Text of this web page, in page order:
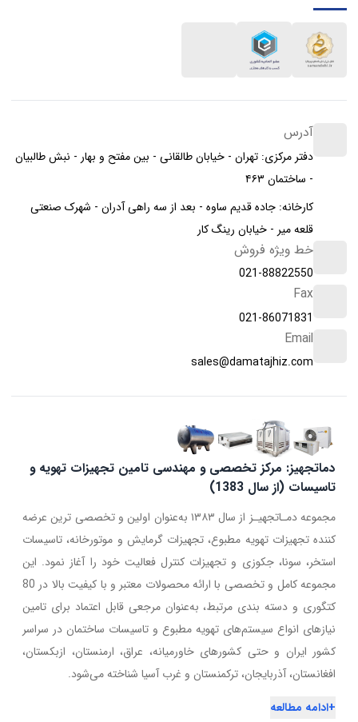
آدرس
دفتر مرکزی: تهران - خیابان طالقانی - بین مفتح و بهار - نبش طالبیان
- ساختمان ۴۶۳
کارخانه: جاده قدیم ساوه - بعد از سه راهی آدران - شهرک صنعتی
قلعه میر - خیابان رینگ کار
خط ویژه فروش
021-88822550
Fax
021-86071831
Email
sales@damatajhiz.com
دماتجهیز: مرکز تخصصی و مهندسی تامین تجهیزات تهویه و
تاسیسات (از سال 1383)
مجموعه دمـاتجهیـز از سال ۱۳۸۳ به‌عنوان اولین و تخصصی ترین عرضه
کننده تجهیزات تهویه مطبوع، تجهیزات گرمایش و موتورخانه، تاسیسات
استخر، سونا، جکوزی و تجهیزات کنترل فعالیت خود را آغاز نمود. این
مجموعه کامل و تخصصی با ارائه محصولات معتبر و با کیفیت بالا در 80
کتگوری و دسته بندی مرتبط، به‌عنوان مرجعی قابل اعتماد برای تامین
نیازهای انواع سیستم‌های تهویه مطبوع و تاسیسات ساختمان در سراسر
کشور ایران و حتی کشورهای خاورمیانه، عراق، ارمنستان، ازبکستان،
افغانستان، آذربایجان، ترکمنستان و غرب آسیا شناخته می‌شود.
+ادامه مطالعه